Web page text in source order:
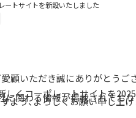
ートサイトを新設いたしました
顧いただき誠にありがとうご
しくコーポレートサイトを
に関わる情報が掲載されており
よう、よろしくお願い申し上げ